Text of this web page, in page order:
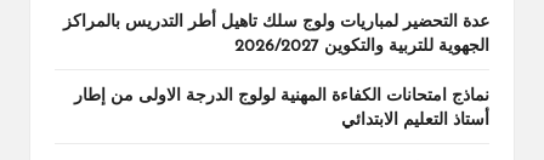
عدة التحضير لمباريات ولوج سلك تاهيل أطر التدريس بالمراكز
الجهوية للتربية والتكوين 2026/2027
نماذج امتحانات الكفاءة المهنية لولوج الدرجة الاولى من إطار
أستاذ التعليم الابتدائي